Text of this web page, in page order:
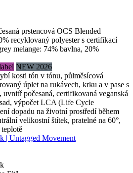
prstencová OCS Blended
recyklovaný polyester s certifikací
melange: 74% bavlna, 20%
NEW 2026
kosti tón v tónu, půlměsícová
úplet na rukávech, krku a v pase s
uvnitř počesaná, certifikovaná veganská
výpočet LCA (Life Cycle
dopadu na životní prostředí během
velikostní štítek, pratelné na 60°,
| Untagged Movement